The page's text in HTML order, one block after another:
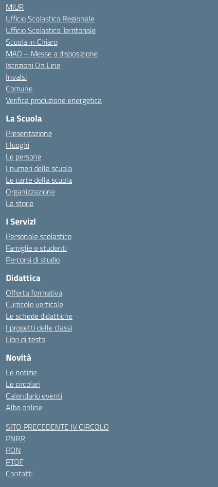
MIUR
Ufficio Scolastico Regionale
Ufficio Scolastico Territoriale
Scuola in Chiaro
MAD – Messe a disposizione
Iscrizioni On Line
Invalsi
Comune
Verifica produzione energetica
La Scuola
Presentazione
I luoghi
Le persone
I numeri della scuola
Le carte della scuola
Organizzazione
La storia
I Servizi
Personale scolastico
Famiglie e studenti
Percorsi di studio
Didattica
Offerta formativa
Curricolo verticale
Le schede didattiche
I progetti delle classi
Libri di testo
Novità
Le notizie
Le circolari
Calendario eventi
Albo online
SITO PRECEDENTE IV CIRCOLO
PNRR
PON
PTOF
Contatti